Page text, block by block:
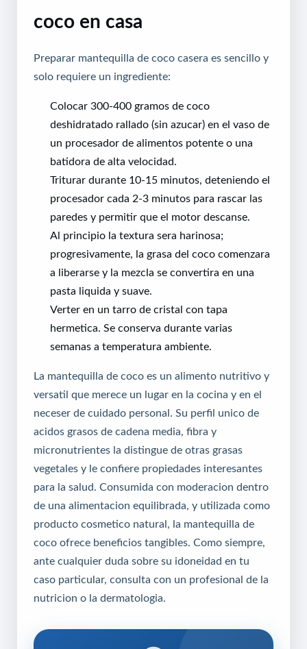
coco en casa
Preparar mantequilla de coco casera es sencillo y
solo requiere un ingrediente:
Colocar 300-400 gramos de coco
deshidratado rallado (sin azucar) en el vaso de
un procesador de alimentos potente o una
batidora de alta velocidad.
Triturar durante 10-15 minutos, deteniendo el
procesador cada 2-3 minutos para rascar las
paredes y permitir que el motor descanse.
Al principio la textura sera harinosa;
progresivamente, la grasa del coco comenzara
a liberarse y la mezcla se convertira en una
pasta liquida y suave.
Verter en un tarro de cristal con tapa
hermetica. Se conserva durante varias
semanas a temperatura ambiente.
La mantequilla de coco es un alimento nutritivo y
versatil que merece un lugar en la cocina y en el
neceser de cuidado personal. Su perfil unico de
acidos grasos de cadena media, fibra y
micronutrientes la distingue de otras grasas
vegetales y le confiere propiedades interesantes
para la salud. Consumida con moderacion dentro
de una alimentacion equilibrada, y utilizada como
producto cosmetico natural, la mantequilla de
coco ofrece beneficios tangibles. Como siempre,
ante cualquier duda sobre su idoneidad en tu
caso particular, consulta con un profesional de la
nutricion o la dermatologia.